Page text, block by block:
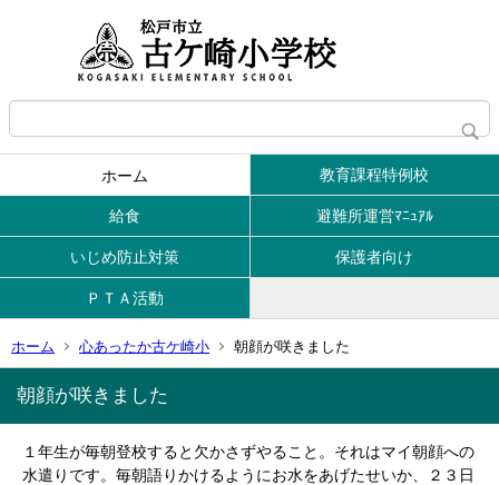
ホーム 教育課程特例校
給食 避難所運営ﾏﾆｭｱﾙ
いじめ防止対策 保護者向け
ＰＴＡ活動
ホーム 心あったか古ケ崎小 朝顔が咲きました
朝顔が咲きました
１年生が毎朝登校すると欠かさずやること。それはマイ朝顔への
水遣りです。毎朝語りかけるようにお水をあげたせいか、２３日